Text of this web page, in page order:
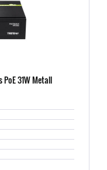
31W Metall